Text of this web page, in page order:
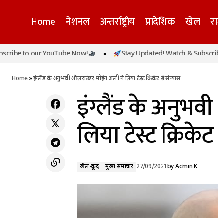
Home नेशनल अन्तर्राष्ट्रीय प्रादेशिक खेल
हरियाणा: यमुना नदी में पिछले 6 दिनों में चार लोगों के
our YouTube Now! Stay Updated! Watch & Subscribe to
Home»इंग्लैंड के अनुभवी ऑलराउंडर मोईन अली ने लिया टेस्ट क्रिकेट से संन्यास
इंग्लैंड के
लिया टेस्ट
खेल-कूद मुख्य समाचार 27/09/2021byAdmin K